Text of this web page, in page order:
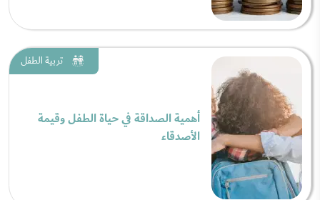
تربية الطفل
أهمية الصداقة في حياة الطفل وقيمة
الأصدقاء